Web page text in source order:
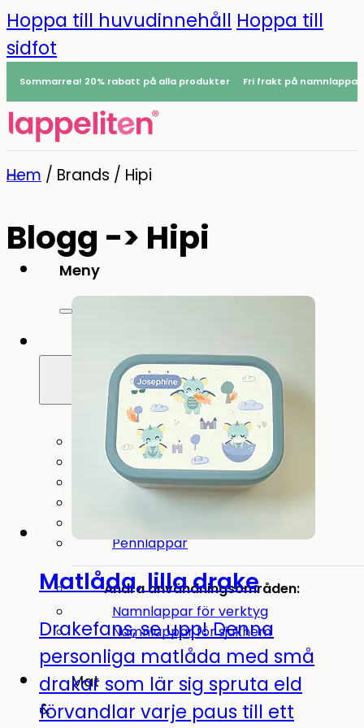
Hoppa till huvudinnehåll Hoppa till
sidfot
Sommarrea! 20% rabatt på alla produkter Fri frakt på namnlappar
Meny
Alla namnlappar
Namnlappar
Strykbara namnlappar
Minilappar
Pennlappar
Andra användningsområden:
Namnlappar för verktyg
Namnlappar för sjukhem
Mat
&
Hem / Brands / Hipi
Blogg -> Hipi
Matlåda, lilla drake
Drakefans, se upp! Denna
personliga matlåda med små
drakar som lär sig spruta eld
förvandlar varje paus till ett